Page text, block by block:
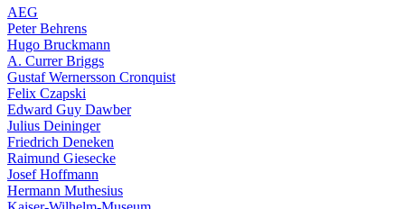
AEG
Peter Behrens
Hugo Bruckmann
A. Currer Briggs
Gustaf Wernersson Cronquist
Felix Czapski
Edward Guy Dawber
Julius Deininger
Friedrich Deneken
Raimund Giesecke
Josef Hoffmann
Hermann Muthesius